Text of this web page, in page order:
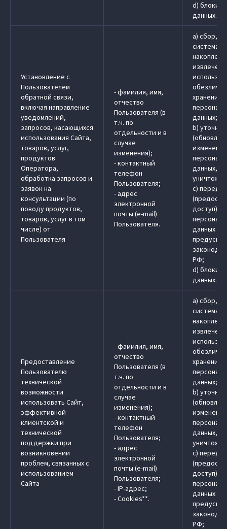
d)
данных.
Установление с
Пользователем
обратной связи,
включая направление
уведомлений,
запросов, касающихся
использования Сайта,
товаров, услуг,
продуктов
Оператора,
обработка запросов и
заявок на
консультации (по
поводу продуктов,
товаров, услуг в том
числе) от
Пользователя
- фамилия, имя,
отчество
Пользователя (в
т.ч. по
отдельности и в
случае
изменения);
- контактный
телефон
Пользователя;
- адрес
электронной
почты (e-mail)
Пользователя.
a) сбор,
хранение
данных;
b)
данных,
c)
доступ)
данных в
РФ;
d)
данных.
Предоставление
Пользователю
технической
возможности
использовать Сайт,
эффективной
клиентской и
технической
поддержки при
возникновении
проблем, связанных с
использованием
Сайта
- фамилия, имя,
отчество
Пользователя (в
т.ч. по
отдельности и в
случае
изменения);
- контактный
телефон
Пользователя;
- адрес
электронной
почты (e-mail)
Пользователя;
- IP-адрес;
- Cookies**.
a) сбор,
хранение
данных;
b)
данных,
c)
доступ)
данных в
РФ;